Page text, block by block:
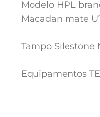
Modelo HPL
Macadan mate
Tampo
Equipamentos